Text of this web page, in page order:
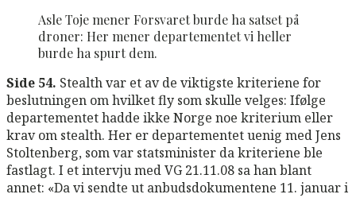
Asle Toje mener Forsvaret burde ha satset på
droner: Her mener departementet vi heller
burde ha spurt dem.
Side 54. Stealth var et av de viktigste kriteriene for
beslutningen om hvilket fly som skulle velges: Ifølge
departementet hadde ikke Norge noe kriterium eller
krav om stealth. Her er departementet uenig med Jens
Stoltenberg, som var statsminister da kriteriene ble
fastlagt. I et intervju med VG 21.11.08 sa han blant
annet: «Da vi sendte ut anbudsdokumentene 11. januar i